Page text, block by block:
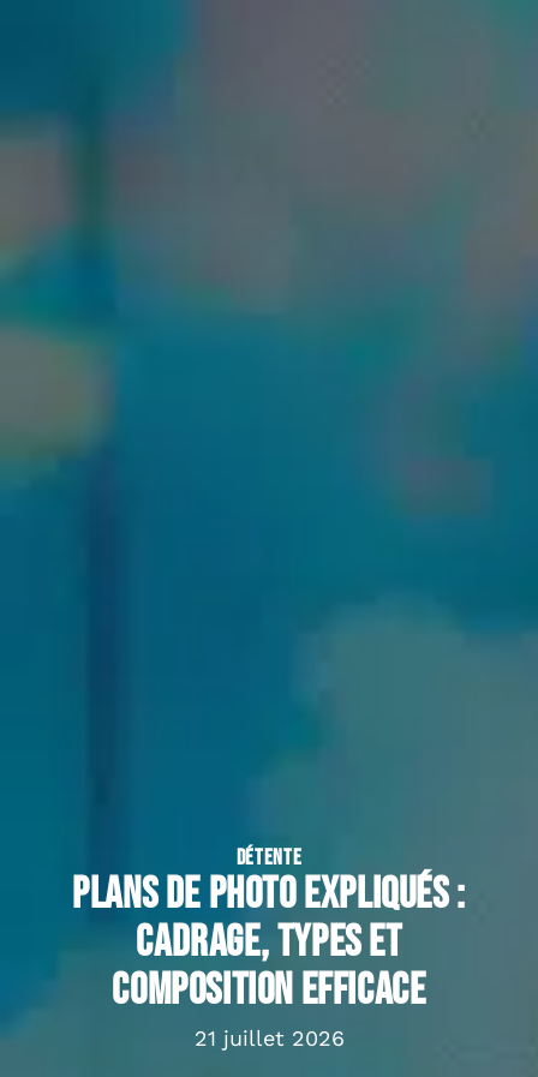
DÉTENTE
Plans de photo expliqués :
cadrage, types et
composition efficace
21 juillet 2026